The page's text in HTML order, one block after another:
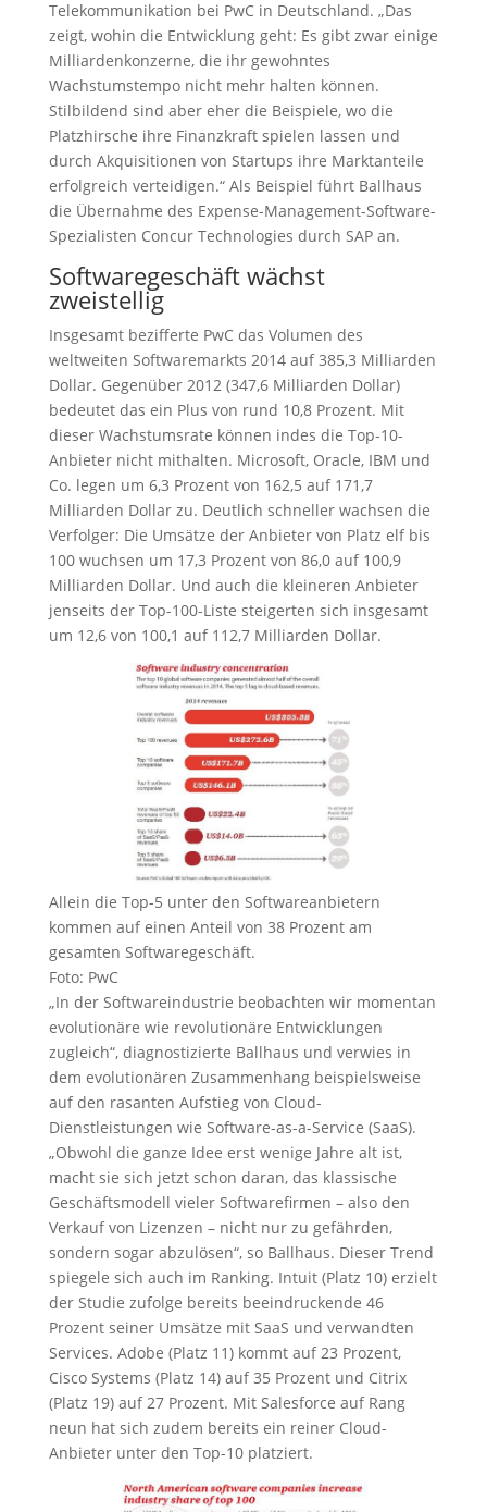
Telekommunikation bei PwC in Deutschland. „Das
zeigt, wohin die Entwicklung geht: Es gibt zwar einige
Milliardenkonzerne, die ihr gewohntes
Wachstumstempo nicht mehr halten können.
Stilbildend sind aber eher die Beispiele, wo die
Platzhirsche ihre Finanzkraft spielen lassen und
durch Akquisitionen von Startups ihre Marktanteile
erfolgreich verteidigen.“ Als Beispiel führt Ballhaus
die Übernahme des Expense-Management-Software-
Spezialisten Concur Technologies durch SAP an.
Softwaregeschäft wächst
zweistellig
Insgesamt bezifferte PwC das Volumen des
weltweiten Softwaremarkts 2014 auf 385,3 Milliarden
Dollar. Gegenüber 2012 (347,6 Milliarden Dollar)
bedeutet das ein Plus von rund 10,8 Prozent. Mit
dieser Wachstumsrate können indes die Top-10-
Anbieter nicht mithalten. Microsoft, Oracle, IBM und
Co. legen um 6,3 Prozent von 162,5 auf 171,7
Milliarden Dollar zu. Deutlich schneller wachsen die
Verfolger: Die Umsätze der Anbieter von Platz elf bis
100 wuchsen um 17,3 Prozent von 86,0 auf 100,9
Milliarden Dollar. Und auch die kleineren Anbieter
jenseits der Top-100-Liste steigerten sich insgesamt
um 12,6 von 100,1 auf 112,7 Milliarden Dollar.
Allein die Top-5 unter den Softwareanbietern
kommen auf einen Anteil von 38 Prozent am
gesamten Softwaregeschäft.
Foto: PwC
„In der Softwareindustrie beobachten wir momentan
evolutionäre wie revolutionäre Entwicklungen
zugleich“, diagnostizierte Ballhaus und verwies in
dem evolutionären Zusammenhang beispielsweise
auf den rasanten Aufstieg von Cloud-
Dienstleistungen wie Software-as-a-Service (SaaS).
„Obwohl die ganze Idee erst wenige Jahre alt ist,
macht sie sich jetzt schon daran, das klassische
Geschäftsmodell vieler Softwarefirmen – also den
Verkauf von Lizenzen – nicht nur zu gefährden,
sondern sogar abzulösen“, so Ballhaus. Dieser Trend
spiegele sich auch im Ranking. Intuit (Platz 10) erzielt
der Studie zufolge bereits beeindruckende 46
Prozent seiner Umsätze mit SaaS und verwandten
Services. Adobe (Platz 11) kommt auf 23 Prozent,
Cisco Systems (Platz 14) auf 35 Prozent und Citrix
(Platz 19) auf 27 Prozent. Mit Salesforce auf Rang
neun hat sich zudem bereits ein reiner Cloud-
Anbieter unter den Top-10 platziert.